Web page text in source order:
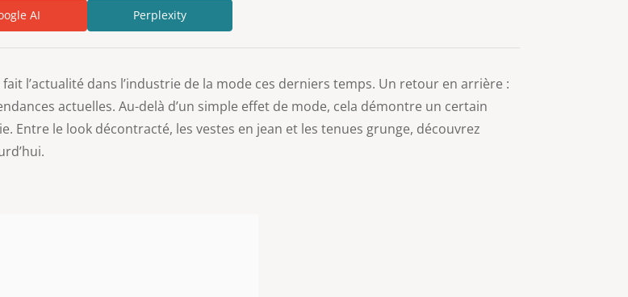
AI Perplexity
l’actualité dans l’industrie de la mode ces derniers temps. Un retour en arrière :
actuelles. Au-delà d’un simple effet de mode, cela démontre un certain
Entre le look décontracté, les vestes en jean et les tenues grunge, découvrez